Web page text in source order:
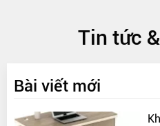
Tin tức
Bài viết mới